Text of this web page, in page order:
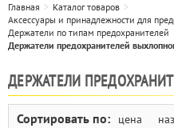
Главная
Каталог товаров
Аксессуары и принадлежности для
Держатели по типам предохранителей
Держатели предохранителей
ДЕРЖАТЕЛИ
Сортировать по: цена